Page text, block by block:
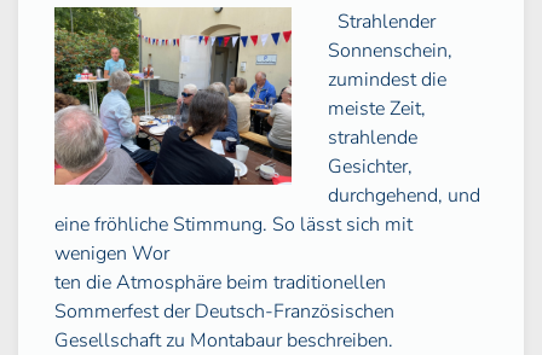
Strahlender
Sonnenschein,
zumindest die
meiste Zeit,
strahlende
Gesichter,
durchgehend, und
eine fröhliche Stimmung. So lässt sich mit
wenigen Wor
ten die Atmosphäre beim traditionellen
Sommerfest der Deutsch-Französischen
Gesellschaft zu Montabaur beschreiben.